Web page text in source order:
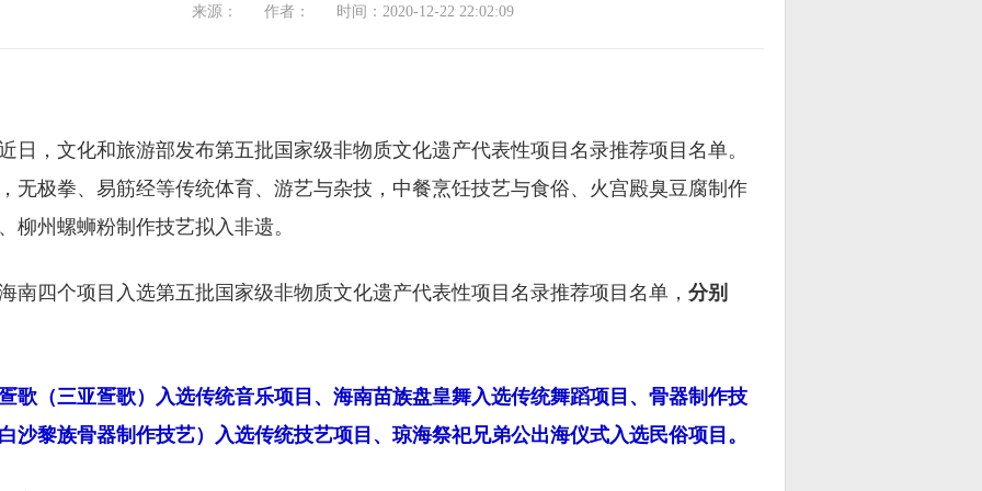
来源： 作者： 时间：2020-12-22 22:02:09
日，文化和旅游部发布第五批国家级非物质文化遗产代表性项目名录推荐项目名单。
无极拳、易筋经等传统体育、游艺与杂技，中餐烹饪技艺与食俗、火宫殿臭豆腐制作
柳州螺蛳粉制作技艺拟入非遗。
南四个项目入选第五批国家级非物质文化遗产代表性项目名录推荐项目名单， 分别
歌（三亚疍歌）入选传统音乐项目、海南苗族盘皇舞入选传统舞蹈项目、骨器制作技
沙黎族骨器制作技艺）入选传统技艺项目、琼海祭祀兄弟公出海仪式入选民俗项目。